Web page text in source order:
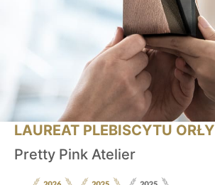
LAUREAT PLEBISCYTU ORŁY
Pretty Pink Atelier